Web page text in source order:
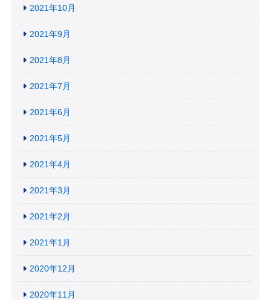
2021年10月
2021年9月
2021年8月
2021年7月
2021年6月
2021年5月
2021年4月
2021年3月
2021年2月
2021年1月
2020年12月
2020年11月